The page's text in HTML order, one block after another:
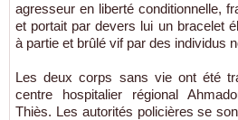
agresseur en liberté conditionnelle,
et portait par devers lui un bracelet
à partie et brûlé vif par des individus
Les deux corps sans vie ont été
centre hospitalier régional
Thiès. Les autorités policières se